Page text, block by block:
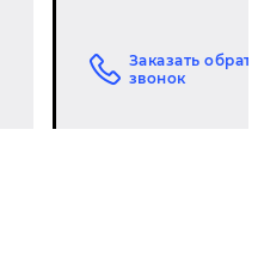
Заказать
звонок